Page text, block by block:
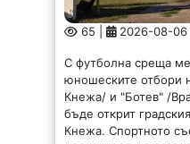
Кнежа/ и "Ботев" /
бъде открит
Кнежа. Спортното
носи името на
вратар от близкото
Илия...